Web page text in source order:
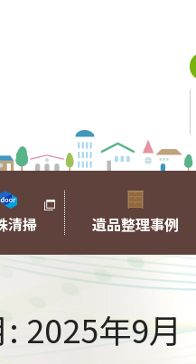
清掃 遺品整理事例
: 2025年9月